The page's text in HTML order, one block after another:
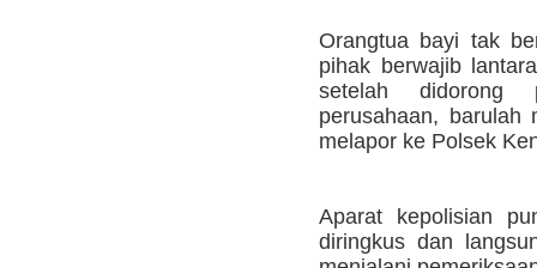
Orangtua bayi tak
pihak berwajib
setelah didorong
perusahaan, barulah
melapor ke Polsek
Aparat kepolisian
diringkus dan